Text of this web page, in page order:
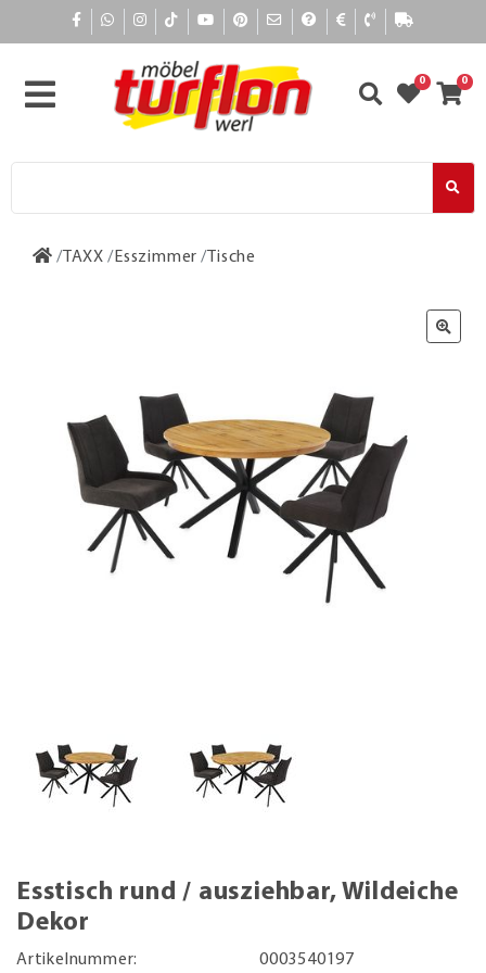
0 0
TAXX Esszimmer Tische
Esstisch rund / ausziehbar, Wildeiche
Dekor
Artikelnummer: 0003540197